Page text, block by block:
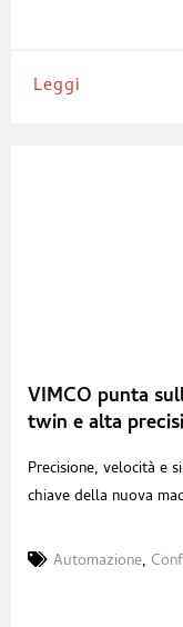
Leggi
VIMCO punta
twin e alta
Precisione, velocità e
chiave della nuova
Automation. Il sistema,
Automazione,